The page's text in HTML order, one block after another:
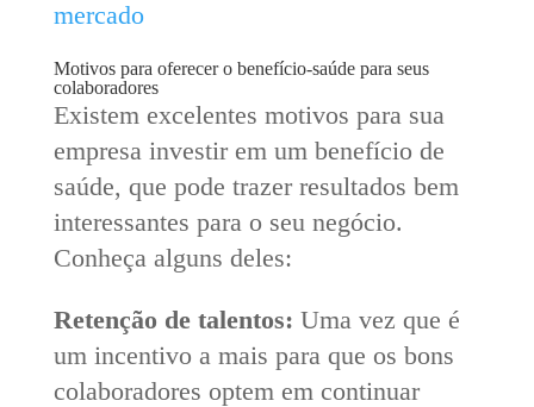
mercado
Motivos para oferecer o benefício-saúde para seus
colaboradores
Existem excelentes motivos para sua
empresa investir em um benefício de
saúde, que pode trazer resultados bem
interessantes para o seu negócio.
Conheça alguns deles:
Retenção de talentos: Uma vez que é
um incentivo a mais para que os bons
colaboradores optem em continuar